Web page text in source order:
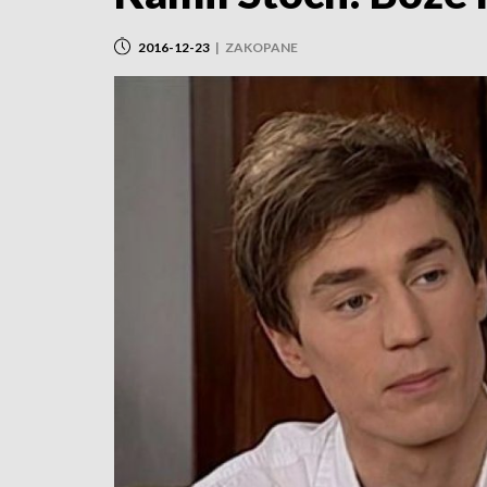
2016-12-23 | ZAKOPANE